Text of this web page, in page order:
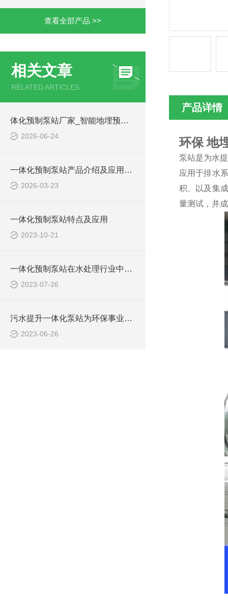
查看全部产品 >>
相关文章
RELATED ARTICLES
体化预制泵站厂家_智能地埋预制泵站-凌科环保
2026-06-24
一体化预制泵站产品介绍及应用范围
2026-03-23
一体化预制泵站特点及应用
2023-10-21
一体化预制泵站在水处理行业中的应用
2023-07-26
污水提升一体化泵站为环保事业做出了哪些贡献？
2023-06-26
产品详情
环保 地
泵站是为水
应用于排水
积、以及集
量测试，并